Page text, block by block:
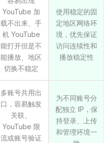
YouTube 加
载不出来、手
机 YouTube
能打开但是不
能播放、地区
切换不稳定
使用稳定的固
定地区网络环
境，优先保证
访问连续性和
播放稳定性
多账号共用出
口，容易触发
关联、
YouTube 限
流或账号验证
为不同账号分
配独立 IP，保
持登录、上传
和管理环境一